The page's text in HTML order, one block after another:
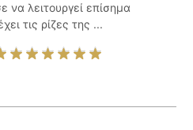
να λειτουργεί επίσημα
τις ρίζες της ...